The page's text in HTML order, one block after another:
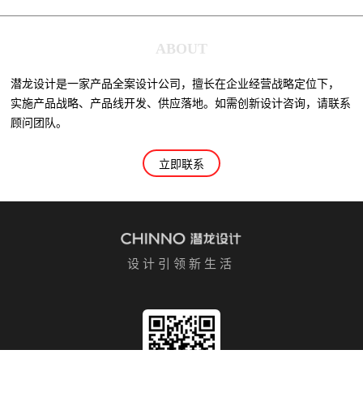
ABOUT
潜龙设计是一家产品全案设计公司，擅长在企业经营战略定位下，
实施产品战略、产品线开发、供应落地。如需创新设计咨询，请联系
顾问团队。
立即联系
设计引领新生活